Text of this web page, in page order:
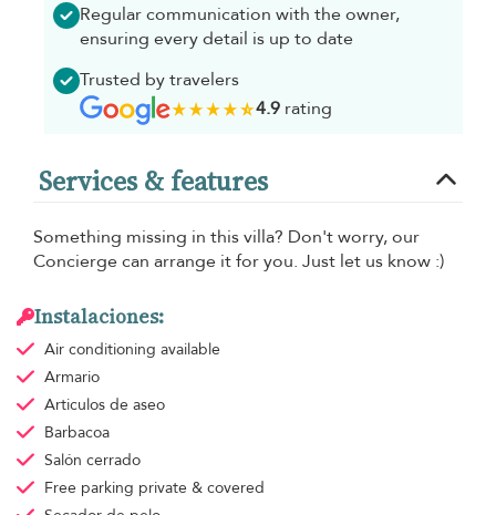
Regular communication with the owner,
ensuring every detail is up to date
Trusted by travelers
4.9rating
Services & features
Something missing in this villa? Don't worry, our
Concierge can arrange it for you. Just let us know :)
Instalaciones:
Air conditioning available
Armario
Articulos de aseo
Barbacoa
Salón cerrado
Free parking private & covered